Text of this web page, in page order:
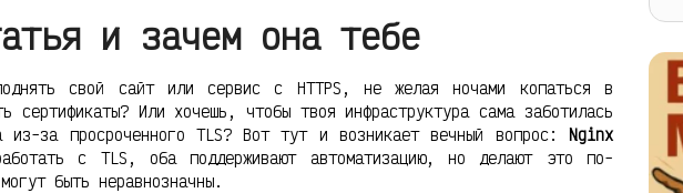
и зачем она тебе
свой сайт или сервис с HTTPS, не желая ночами копаться в
сертификаты? Или хочешь, чтобы твоя инфраструктура сама заботилась
за просроченного TLS? Вот тут и возникает вечный вопрос: Nginx
с TLS, оба поддерживают автоматизацию, но делают это по-
быть неравнозначны.